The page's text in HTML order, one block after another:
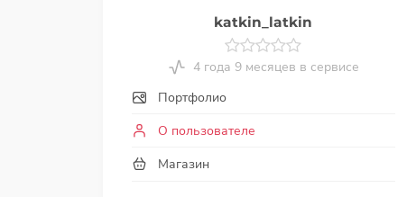
katkin_latkin
4 года 9 месяцев в сервисе
Портфолио
О пользователе
Магазин